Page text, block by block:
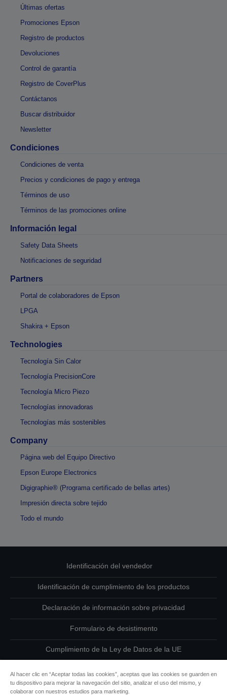
Últimas ofertas
Promociones Epson
Registro de productos
Devoluciones
Control de garantía
Registro de CoverPlus
Contáctanos
Buscar distribuidor
Newsletter
Condiciones
Condiciones de venta
Precios y condiciones de pago y entrega
Términos de uso
Términos de las promociones online
Información legal
Safety Data Sheets
Notificaciones de seguridad
Partners
Portal de colaboradores de Epson
LPGA
Shakira + Epson
Technologies
Tecnología Sin Calor
Tecnología PrecisionCore
Tecnología Micro Piezo
Tecnologías innovadoras
Tecnologías más sostenibles
Company
Página web del Equipo Directivo
Epson Europe Electronics
Digigraphie® (Programa certificado de bellas artes)
Impresión directa sobre tejido
Todo el mundo
Identificación del vendedor
Identificación de cumplimiento de los productos
Declaración de información sobre privacidad
Formulario de desistimento
Cumplimiento de la Ley de Datos de la UE
Información sobre cookies
Al hacer clic en “Aceptar todas las cookies”, aceptas que las cookies se guarden en
tu dispositivo para mejorar la navegación del sitio, analizar el uso del mismo, y
colaborar con nuestros estudios para marketing.